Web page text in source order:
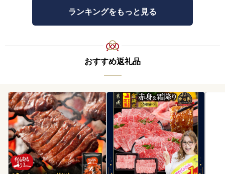
ランキングをもっと見る
おすすめ返礼品